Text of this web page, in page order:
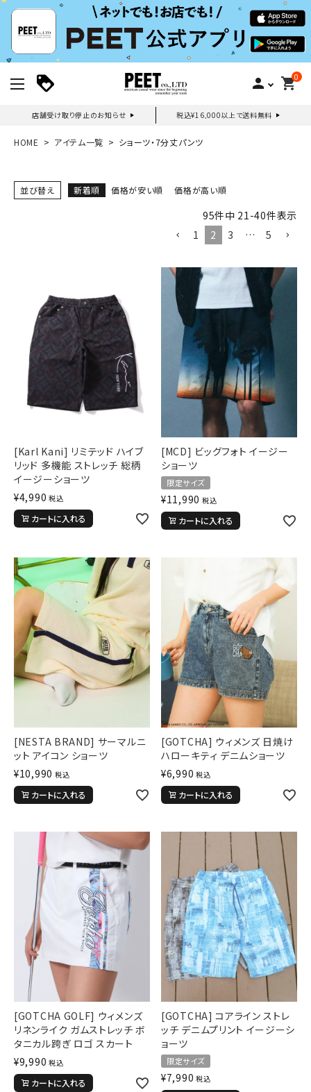
person 0
shopping_cart
店舗受け取り停止のお知らせ 税込¥16,000以上で送料無料
新規会員登録｜ログイン
ご利用ガイド
HOME アイテム一覧 ショーツ・7分丈パンツ
並び替え 新着順 価格が安い順 価格が高い順
95件中 21 -40件表示
1
2 3 … 5
[Karl Kani] リミテッド ハイブ
リッド 多機能 ストレッチ 総柄
イージーショーツ
¥4,990 税込
カートに入れる
[MCD] ビッグフォト イージー
ショーツ
限定サイズ
¥11,990 税込
カートに入れる
[NESTA BRAND] サーマルニ
ット アイコン ショーツ
¥10,990 税込
カートに入れる
[GOTCHA] ウィメンズ 日焼け
ハローキティ デニムショーツ
¥6,990 税込
カートに入れる
[GOTCHA GOLF] ウィメンズ
リネンライク ガムストレッチ ボ
タニカル跨ぎ ロゴ スカート
¥9,990 税込
カートに入れる
[GOTCHA] コアライン ストレ
ッチ デニムプリント イージーシ
ョーツ
限定サイズ
¥7,990 税込